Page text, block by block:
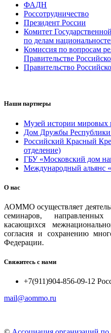
ФАДН
Россотрудничество
Президент России
Комитет
по делам
Комиссия по вопросам
Правительстве
Правительство
Наши партнеры
Музей истории мировых
Дом Дружбы Республики
Российский Красный
отделение)
ГБУ «Московский дом
Международный альянс
О нас
АОММО осуществляет
семинаров,
касающихся
согласия и сохранению
Федерации.
Свяжитесь с нами
+7(911)904-856-09-12
mail@aommo.ru